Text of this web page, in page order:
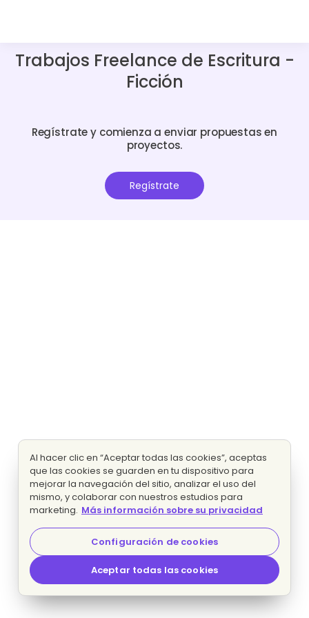
Trabajos Freelance de Escritura -
Ficción
Regístrate y comienza a enviar propuestas en
proyectos.
Regístrate
Al hacer clic en “Aceptar todas las cookies”, aceptas
que las cookies se guarden en tu dispositivo para
mejorar la navegación del sitio, analizar el uso del
mismo, y colaborar con nuestros estudios para
marketing. Más información sobre su privacidad
Configuración de cookies
Aceptar todas las cookies